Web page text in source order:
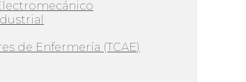
de Enfermería (TCAE)